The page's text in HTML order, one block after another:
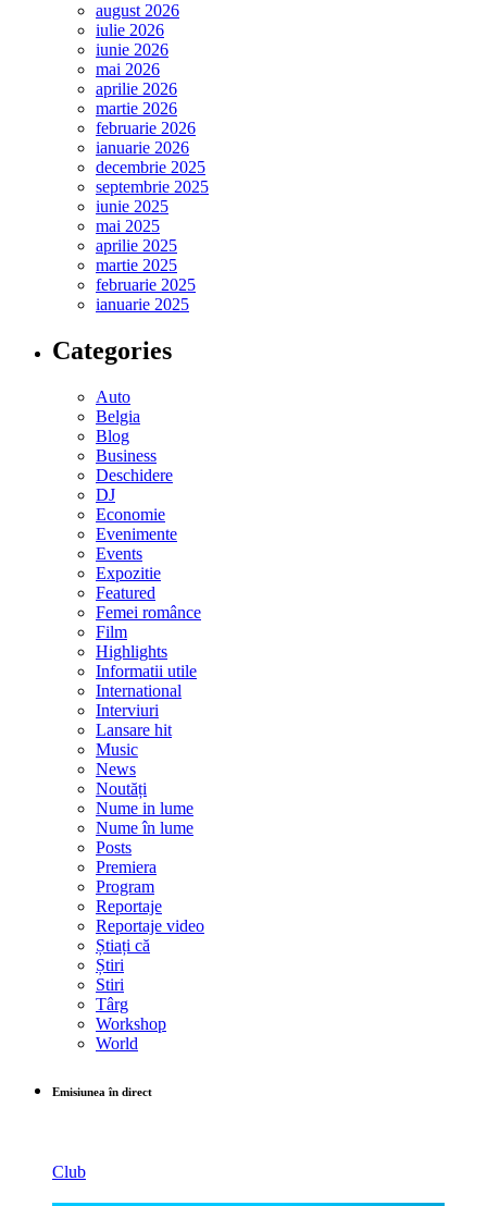
august 2026
iulie 2026
iunie 2026
mai 2026
aprilie 2026
martie 2026
februarie 2026
ianuarie 2026
decembrie 2025
septembrie 2025
iunie 2025
mai 2025
aprilie 2025
martie 2025
februarie 2025
ianuarie 2025
Categories
Auto
Belgia
Blog
Business
Deschidere
DJ
Economie
Evenimente
Events
Expozitie
Featured
Femei românce
Film
Highlights
Informatii utile
International
Interviuri
Lansare hit
Music
News
Noutăți
Nume in lume
Nume în lume
Posts
Premiera
Program
Reportaje
Reportaje video
Știați că
Știri
Stiri
Târg
Workshop
World
Emisiunea în direct
Club